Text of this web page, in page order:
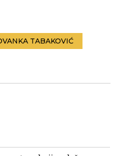
TABAKOVIĆ